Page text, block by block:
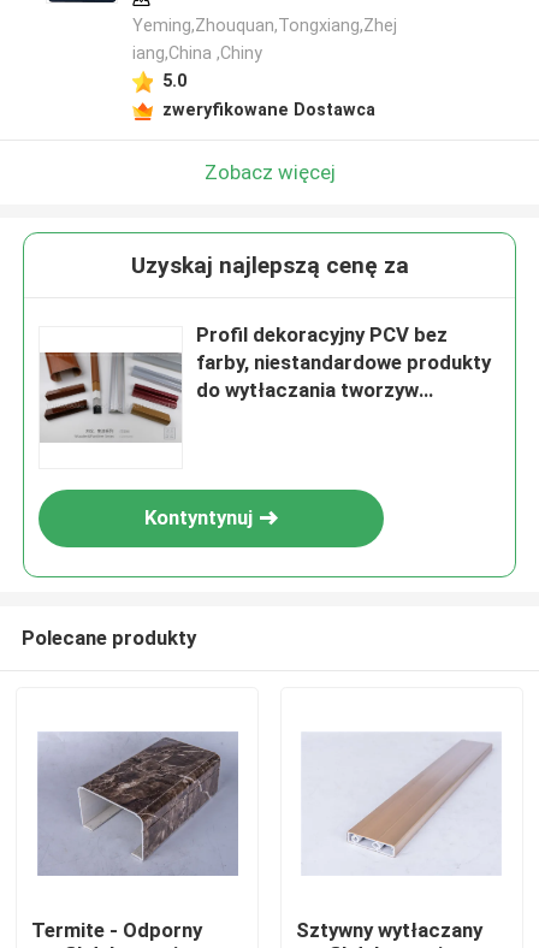
Yeming,Zhouquan,Tongxiang,Zhej
iang,China ,Chiny
5.0
zweryfikowane Dostawca
Zobacz więcej
Uzyskaj najlepszą cenę za
Profil dekoracyjny PCV bez
farby, niestandardowe produkty
do wytłaczania tworzyw
Kontyntynuj
Polecane produkty
Termite - Odporny
Sztywny wytłaczany